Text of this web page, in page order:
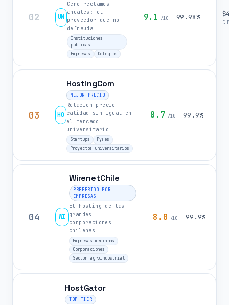
02 UN
Cero reclamos
anuales: el
proveedor que no
defrauda
Instituciones
publicas
Empresas
Colegios
9.1 /10 99.98%
03 HO
HostingCom
MEJOR PRECIO
Relacion precio-
calidad sin igual en
el mercado
universitario
Startups
Pymes
Proyectos universitarios
8.7 /10 99.9%
04 WI
WirenetChile
PREFERIDO POR
EMPRESAS
El hosting de las
grandes
corporaciones
chilenas
Empresas medianas
Corporaciones
Sector agroindustrial
8.0 /10 99.9%
HostGator
TOP TIER